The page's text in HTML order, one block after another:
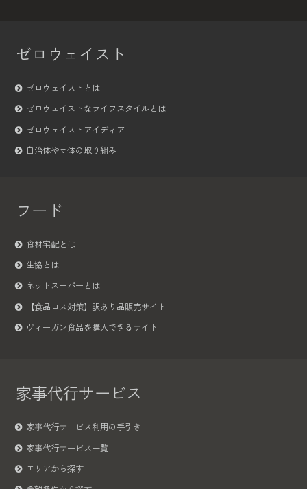
ゼロウェイスト
ゼロウェイストとは
ゼロウェイストなライフスタイルとは
ゼロウェイストアイディア
自治体や団体の取り組み
フード
食材宅配とは
生協とは
ネットスーパーとは
【食品ロス対策】訳あり品販売サイト
ヴィーガン食品を購入できるサイト
家事代行サービス
家事代行サービス利用の手引き
家事代行サービス一覧
エリアから探す